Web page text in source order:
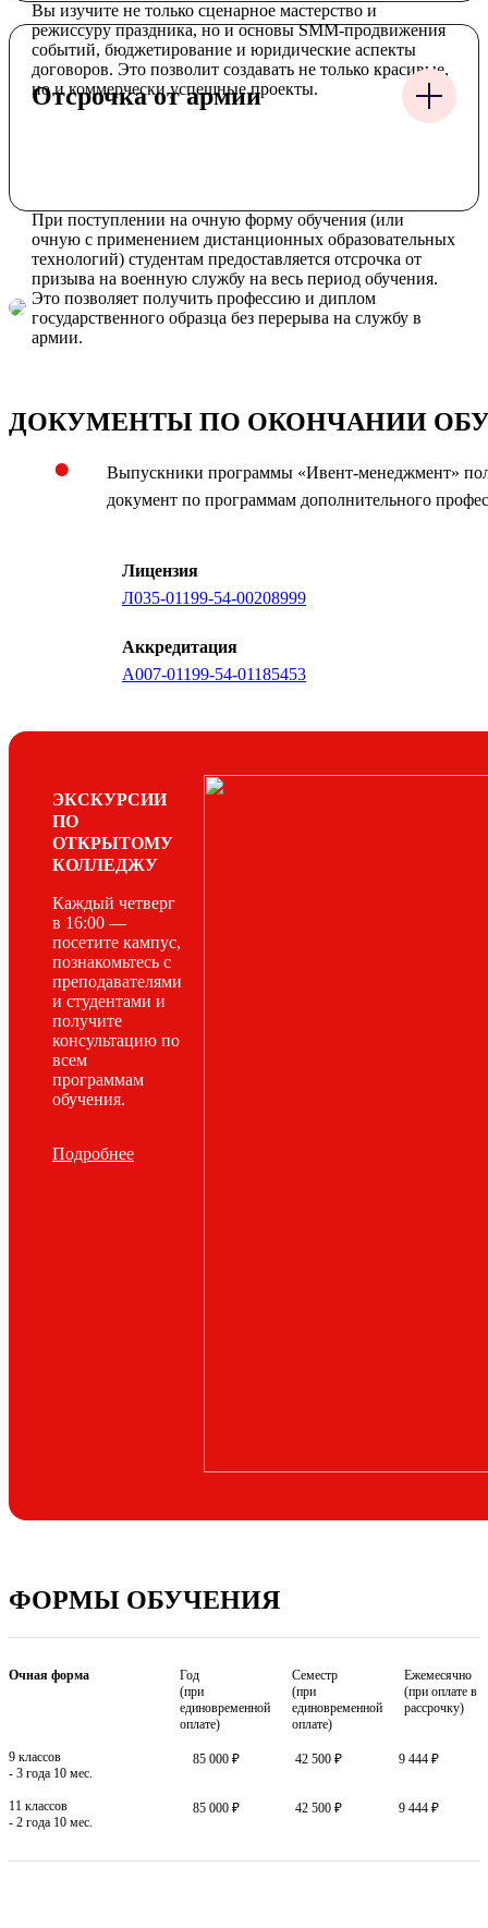
Вы изучите не только сценарное мастерство и
режиссуру праздника, но и основы SMM-продвижения
событий, бюджетирование и юридические аспекты
договоров. Это позволит создавать не только красивые,
но и коммерчески успешные проекты.
Отсрочка от армии
При поступлении на очную форму обучения (или
очную с применением дистанционных образовательных
технологий) студентам предоставляется отсрочка от
призыва на военную службу на весь период обучения.
Это позволяет получить профессию и диплом
государственного образца без перерыва на службу в
армии.
ДОКУМЕНТЫ ПО ОКОНЧАНИИ
Выпускники программы «Ивент-менеджмент»
документ по программам дополнительного
Лицензия
Л035-01199-54-00208999
Аккредитация
А007-01199-54-01185453
ЭКСКУРСИИ
ПО
ОТКРЫТОМУ
КОЛЛЕДЖУ
Каждый четверг
в 16:00 —
посетите кампус,
познакомьтесь с
преподавателями
и студентами и
получите
консультацию по
всем
программам
обучения.
Подробнее
ФОРМЫ ОБУЧЕНИЯ
Очная форма
Год
(при
единовременной
оплате)
Семестр
(при
единовременной
оплате)
Ежемесячно
(при оплате в
рассрочку)
9 классов
- 3 года 10 мес.
85 000 ₽ 42 500 ₽ 9 444 ₽
11 классов
- 2 года 10 мес.
85 000 ₽ 42 500 ₽ 9 444 ₽